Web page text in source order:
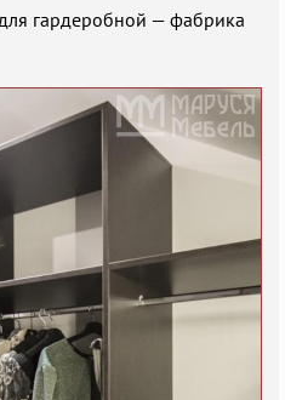
гардеробной — фабрика